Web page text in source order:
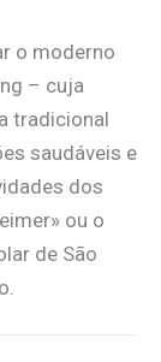
o moderno
– cuja
tradicional
saudáveis e
dos
ou o
de São